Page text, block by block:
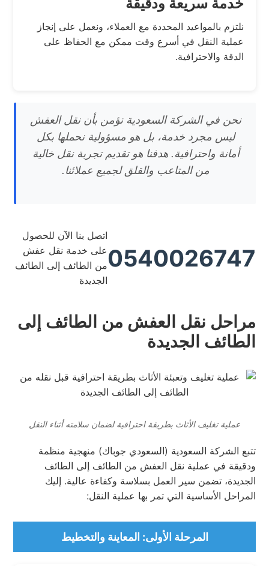
نلتزم بالمواعيد المحددة مع العملاء، ونعمل على إنجاز
عملية النقل في أسرع وقت ممكن مع الحفاظ على
الدقة والاحترافية.
نحن في الشركة السعودية نؤمن بأن نقل العفش
ليس مجرد خدمة، بل هو مسؤولية نحملها بكل
أمانة واحترافية. هدفنا هو تقديم تجربة نقل خالية
من المتاعب والقلق لجميع عملائنا.
0540026747
اتصل بنا الآن للحصول
على خدمة نقل عفش
من الطائف إلى الطائف
الجديدة
مراحل نقل العفش من الطائف إلى
الطائف الجديدة
عملية تغليف الأثاث بطريقة احترافية لضمان سلامته أثناء النقل
تتبع الشركة السعودية (السعودي جوباك) منهجية منظمة
ودقيقة في عملية نقل العفش من الطائف إلى الطائف
الجديدة، تضمن سير العمل بسلاسة وكفاءة عالية. إليك
المراحل الأساسية التي تمر بها عملية النقل:
المرحلة الأولى: المعاينة والتخطيط